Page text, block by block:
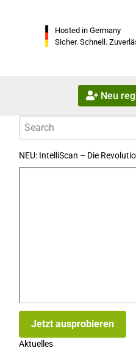
Hosted in Germany
Sicher. Schnell.
Neu
NEU: IntelliScan – Die
Jetzt ausprobieren
Aktuelles